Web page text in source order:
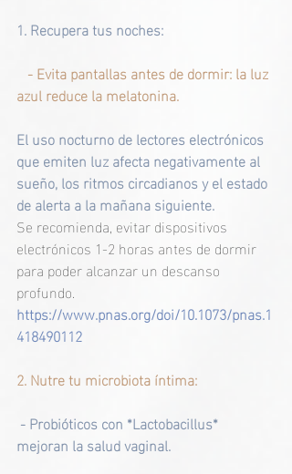
1. Recupera tus noches:
  - Evita pantallas antes de dormir: la luz
azul reduce la melatonina.
El uso nocturno de lectores electrónicos
que emiten luz afecta negativamente al
sueño, los ritmos circadianos y el estado
de alerta a la mañana siguiente.
Se recomienda, evitar dispositivos
electrónicos 1-2 horas antes de dormir
para poder alcanzar un descanso
profundo.
https://www.pnas.org/doi/10.1073/pnas.1
418490112
2. Nutre tu microbiota íntima:
mejoran la salud vaginal.